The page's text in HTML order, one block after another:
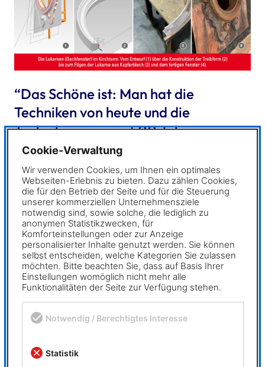
“Das Schöne ist: Man hat die
Techniken von heute und die
Techniken von vor 500 Jahren –
beides greift bei uns Hand in Hand.”
Kreative Freiheit und technische Kontrolle
Für Alexander Hardt bietet das freie Modellieren mit
MegaCAD Metall 3D einen entscheidenden Vorteil.
Gerade bei gestalterischen oder ornamentalen
Arbeiten, die keine standardisierten Bauformen
aufweisen, ist die Flexibilität im Umgang mit komplexen
Freiformen essenziell. Die Möglichkeit, alte Ornamente
etwa aus Fotografien zu digitalisieren, maßstabsgetreu
zu hinterlegen und dann als Polylinie
weiterzuverarbeiten, spart Zeit und erhöht die
Durch die Kombination von 3D-Modellierung und 2D-
Cookie-Verwaltung
Wir verwenden Cookies, um Ihnen ein optimales
Webseiten-Erlebnis zu bieten. Dazu zählen Cookies,
die für den Betrieb der Seite und für die Steuerung
unserer kommerziellen Unternehmensziele
notwendig sind, sowie solche, die lediglich zu
anonymen Statistikzwecken, für
Komforteinstellungen oder zur Anzeige
personalisierter Inhalte genutzt werden. Sie können
selbst entscheiden, welche Kategorien Sie zulassen
möchten. Bitte beachten Sie, dass auf Basis Ihrer
Einstellungen womöglich nicht mehr alle
Funktionalitäten der Seite zur Verfügung stehen.
Notwendig / Berechtigtes Interesse
Statistik